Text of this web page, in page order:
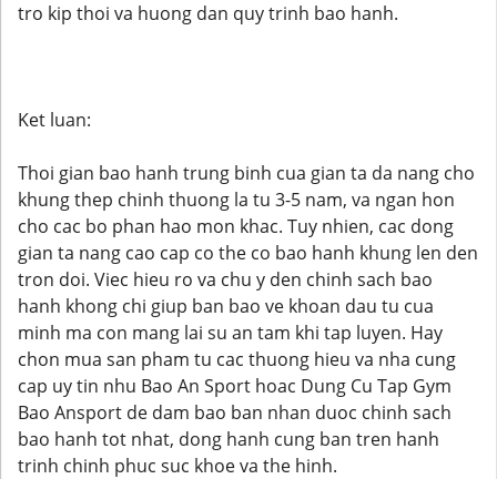
tro kip thoi va huong dan quy trinh bao hanh.
Ket luan:
Thoi gian bao hanh trung binh cua gian ta da nang cho
khung thep chinh thuong la tu 3-5 nam, va ngan hon
cho cac bo phan hao mon khac. Tuy nhien, cac dong
gian ta nang cao cap co the co bao hanh khung len den
tron doi. Viec hieu ro va chu y den chinh sach bao
hanh khong chi giup ban bao ve khoan dau tu cua
minh ma con mang lai su an tam khi tap luyen. Hay
chon mua san pham tu cac thuong hieu va nha cung
cap uy tin nhu Bao An Sport hoac Dung Cu Tap Gym
Bao Ansport de dam bao ban nhan duoc chinh sach
bao hanh tot nhat, dong hanh cung ban tren hanh
trinh chinh phuc suc khoe va the hinh.